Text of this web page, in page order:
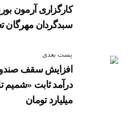
کارگزاری آرمون
سبدگردان مهرگان
پست بعدی
افزایش سقف
میلیارد تومان